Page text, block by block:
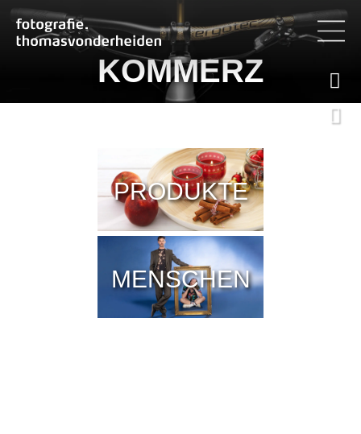
KOMMERZ


PRODUKTE
MENSCHEN